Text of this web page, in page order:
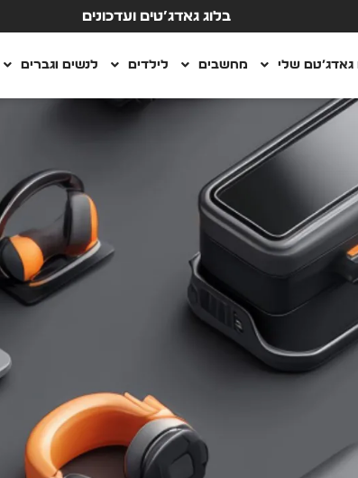
בלוג גאדג’טים ועדכונים
גאדג’טם שלי מחשבים לילדים לנשים וגברים